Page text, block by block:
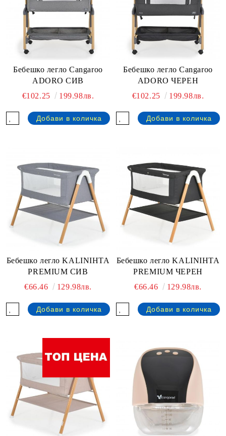
Бебешко легло Cangaroo
ADORO СИВ
€102.25
199.98лв.
Бебешко легло Cangaroo
ADORO ЧЕРЕН
€102.25
199.98лв.
Бебешко легло KALINIHTA
PREMIUM СИВ
€66.46
129.98лв.
Бебешко легло KALINIHTA
PREMIUM ЧЕРЕН
€66.46
129.98лв.